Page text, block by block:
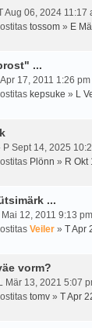
Aug 06, 2024 11:17
tossom » E
...
17, 2011 1:26 pm
kepsuke » L
P Sept 14, 2025
Plönn » R Okt
...
12, 2011 9:13 pm
Veiler » T Apr
vorm?
Mär 13, 2021 5:07
tomv » T Apr